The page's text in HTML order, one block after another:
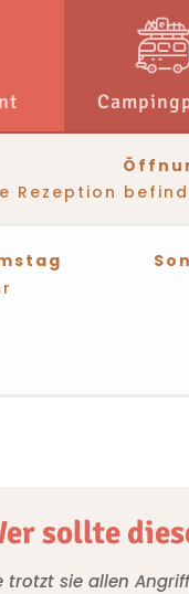
Rezeption
sollte
trotzt sie allen